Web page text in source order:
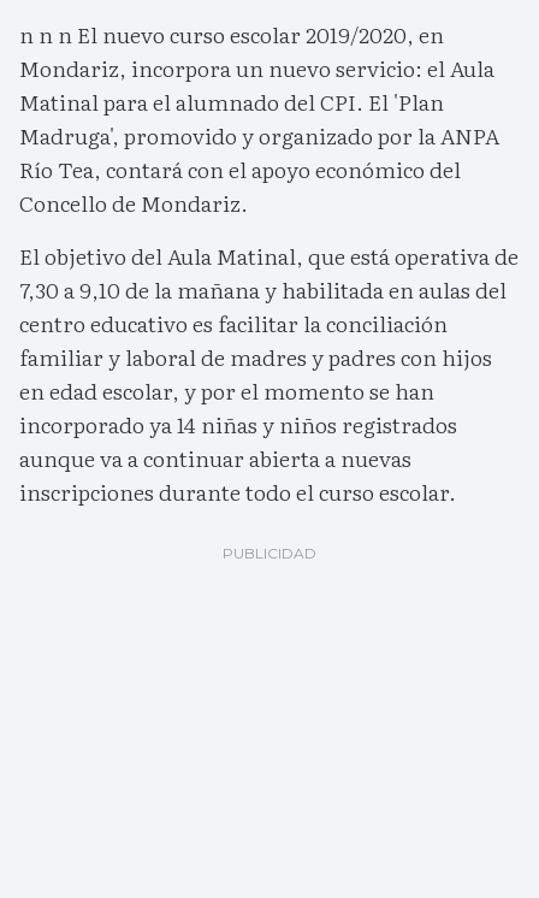
n n n El nuevo curso escolar 2019/2020, en
Mondariz, incorpora un nuevo servicio: el Aula
Matinal para el alumnado del CPI. El 'Plan
Madruga', promovido y organizado por la ANPA
Río Tea, contará con el apoyo económico del
Concello de Mondariz.
El objetivo del Aula Matinal, que está operativa de
7,30 a 9,10 de la mañana y habilitada en aulas del
centro educativo es facilitar la conciliación
familiar y laboral de madres y padres con hijos
en edad escolar, y por el momento se han
incorporado ya 14 niñas y niños registrados
aunque va a continuar abierta a nuevas
inscripciones durante todo el curso escolar.